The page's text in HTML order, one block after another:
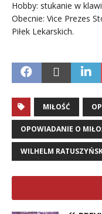
Hobby: stukanie w
Obecnie: Vice Prezes
Piłek Lekarskich.
MIŁOŚĆ
OPOWIADANIE O
WILHELM